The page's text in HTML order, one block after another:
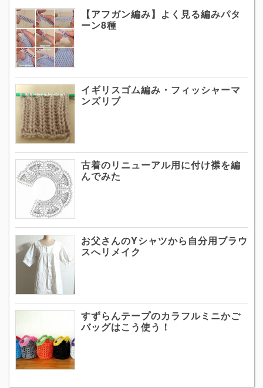
【アフガン編み】よく見る編みパタ
ーン8種
イギリスゴム編み・フィッシャーマ
ンズリブ
古着のリニューアル用に付け襟を編
んでみた
お父さんのYシャツから自分用ブラウ
スへリメイク
すずらんテープのカラフルミニかご
バッグはこう使う！